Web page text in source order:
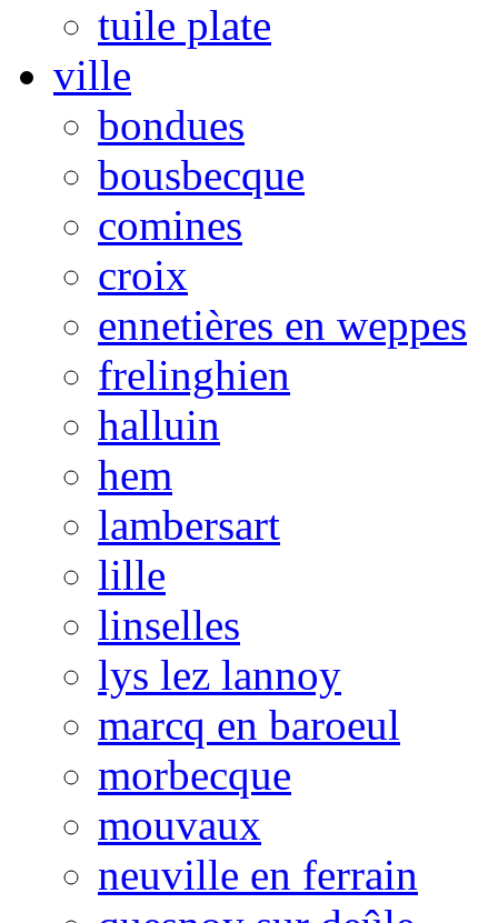
tuile plate
ville
bondues
bousbecque
comines
croix
ennetières en weppes
frelinghien
halluin
hem
lambersart
lille
linselles
lys lez lannoy
marcq en baroeul
morbecque
mouvaux
neuville en ferrain